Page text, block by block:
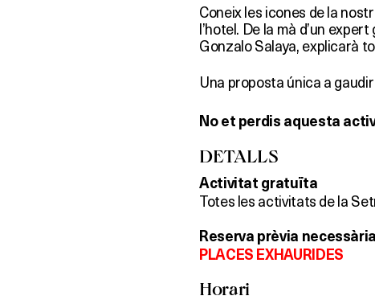
Coneix les icones de la
l’hotel. De la mà d’un
Gonzalo Salaya, explicarà
Una proposta única a
No et perdis aquesta
DETALLS
Activitat gratuïta
Totes les activitats de la
Reserva prèvia necessària
PLACES EXHAURIDES
Horari